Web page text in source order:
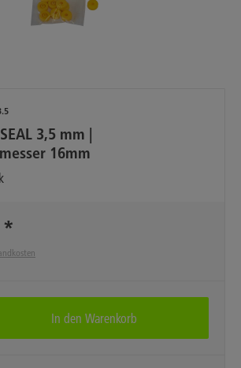
3,5 mm |
16mm
In den Warenkorb